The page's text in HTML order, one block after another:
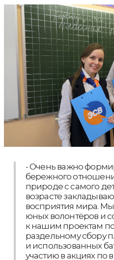
- Очень важно
бережного
природе с самого
возрасте
восприятия мира.
юных волонтёров и
к нашим проектам
раздельному сбору
и использованных
участию в акциях по